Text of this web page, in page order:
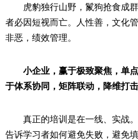
虎豹独行山野，鬣狗抢食成群
者必因短视而亡。人性善，文化
非恶，绩效管理。
小企业，赢于极致聚焦，单
于体系协同，矩阵联动，降维打击
真正的培训是在一线、实战。
告诉学习者如何避免失败，避免